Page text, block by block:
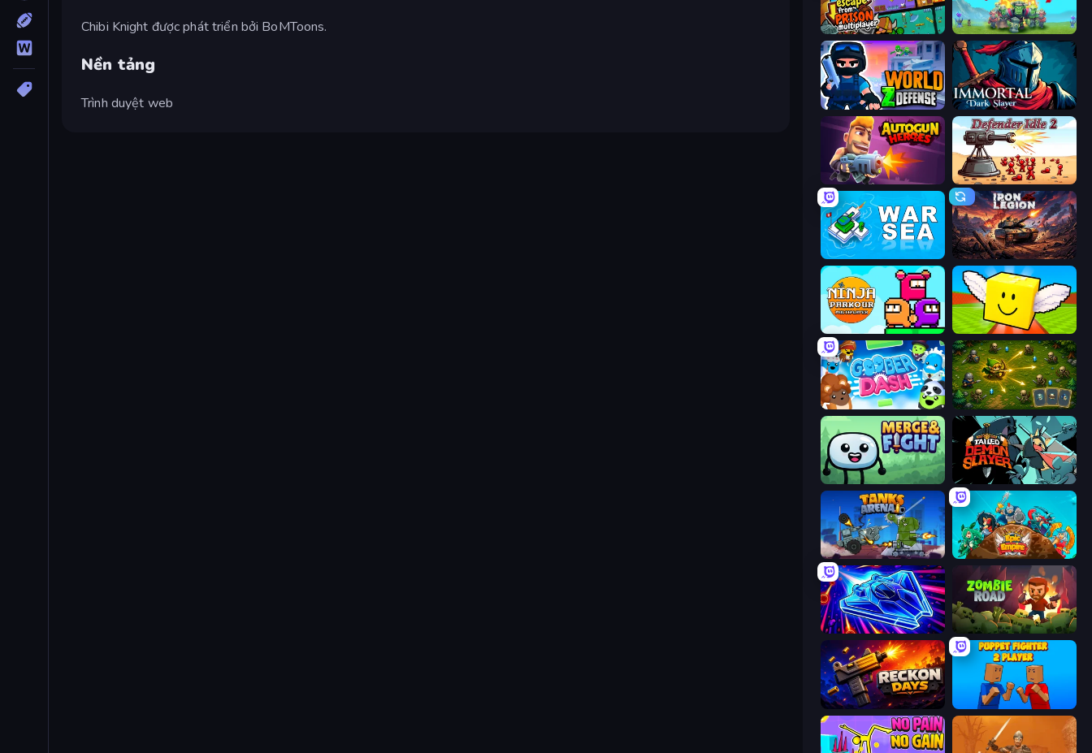
Chibi Knight được phát triển bởi BoMToons.
Nền tảng
Trình duyệt web
Escape From Prison Multiplayer Endless Siege
World Z Defense - Zombie Defense Immortal: Dark Slayer
Autogun Heroes Defender Idle 2
War Sea Iron Legion
Ninja Parkour Multiplayer Lucky Brainrot Blocks Online
Goober Dash Tiny Ranger
Merge & Fight Tailed Demon Slayer
Tanks Arena io: Craft & Combat Epic Empire: Tower Defense
Stellar Swarm Zombie Road
Reckon Days Puppet Fighter 2 Player